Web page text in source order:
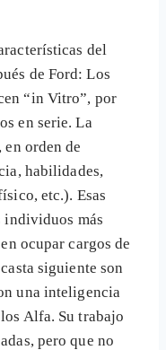
del
de Ford: Los
“in Vitro”, por
en serie. La
orden de
habilidades,
etc.). Esas
individuos más
ocupar cargos de
siguiente son
una inteligencia
Alfa. Su trabajo
pero que no